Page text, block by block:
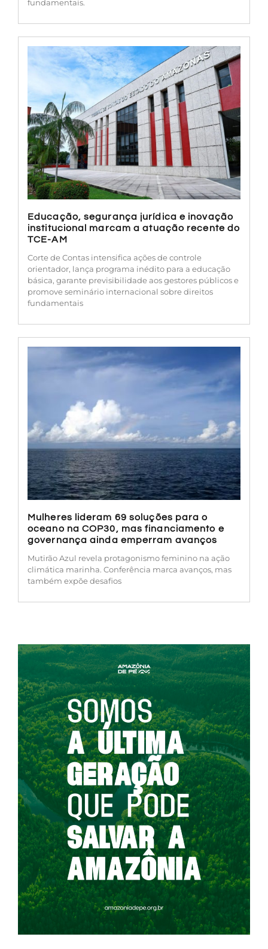
fundamentais.
Educação, segurança jurídica e inovação
institucional marcam a atuação recente do
TCE-AM
Corte de Contas intensifica ações de controle
orientador, lança programa inédito para a educação
básica, garante previsibilidade aos gestores públicos e
promove seminário internacional sobre direitos
fundamentais
Mulheres lideram 69 soluções para o
oceano na COP30, mas financiamento e
governança ainda emperram avanços
Mutirão Azul revela protagonismo feminino na ação
climática marinha. Conferência marca avanços, mas
também expõe desafios